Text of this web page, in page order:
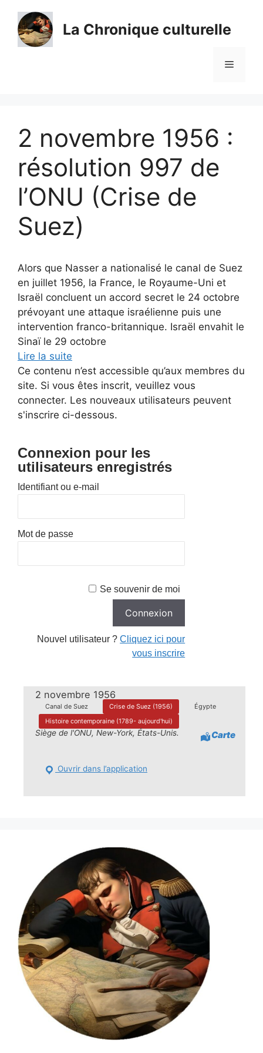
contenu
La Chronique culturelle
Menu
2 novembre 1956 :
résolution 997 de
l’ONU (Crise de
Suez)
Alors que Nasser a nationalisé le canal de Suez
en juillet 1956, la France, le Royaume-Uni et
Israël concluent un accord secret le 24 octobre
prévoyant une attaque israélienne puis une
intervention franco-britannique. Israël envahit le
Sinaï le 29 octobre
Lire la suite
Ce contenu n’est accessible qu’aux membres du
site. Si vous êtes inscrit, veuillez vous
connecter. Les nouveaux utilisateurs peuvent
s'inscrire ci-dessous.
Connexion pour les
utilisateurs enregistrés
Identifiant ou e-mail
Mot de passe
Se souvenir de moi
Nouvel utilisateur ?Cliquez ici pour
vous inscrire
2 novembre 1956
Canal de Suez Crise de Suez (1956)
Égypte
Histoire contemporaine (1789- aujourd'hui)
Siège de l'ONU, New-York, États-Unis. Carte
Ouvrir dans l’application